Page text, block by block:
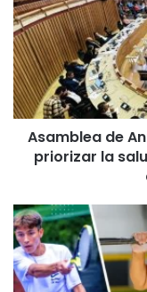
Asamblea de
priorizar la